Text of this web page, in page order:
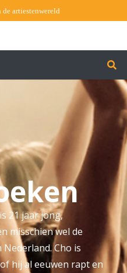
artiestenwereld
21 jaar jong,
misschien wel de
Cho is
hij al eeuwen rapt en